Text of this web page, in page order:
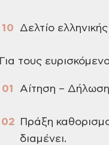
Δελτίο
Για τους
Αίτηση – Δήλωση
Πράξη
διαμένει.